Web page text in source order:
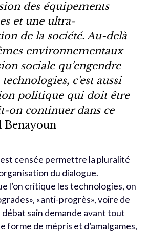
des équipements
et une ultra-
de la société. Au-delà
environnementaux
sociale qu’engendre
c’est aussi
politique qui doit être
on continuer dans ce
Benayoun
censée permettre la pluralité
du dialogue.
l’on critique les technologies, on
«anti-progrès», voire de
débat sain demande avant tout
forme de mépris et d’amalgames,